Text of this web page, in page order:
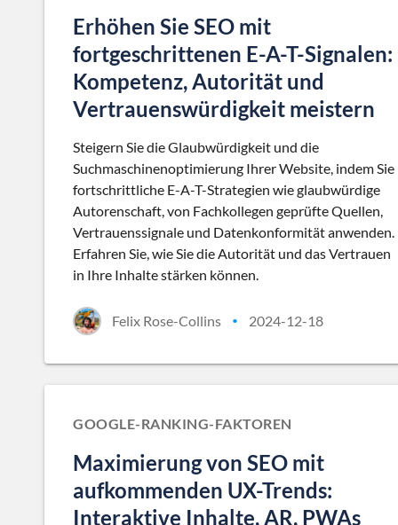
Erhöhen Sie SEO mit
fortgeschrittenen E-A-T-Signalen:
Kompetenz, Autorität und
Vertrauenswürdigkeit meistern
Steigern Sie die Glaubwürdigkeit und die
Suchmaschinenoptimierung Ihrer Website, indem Sie
fortschrittliche E-A-T-Strategien wie glaubwürdige
Autorenschaft, von Fachkollegen geprüfte Quellen,
Vertrauenssignale und Datenkonformität anwenden.
Erfahren Sie, wie Sie die Autorität und das Vertrauen
in Ihre Inhalte stärken können.
Felix Rose-Collins • 2024-12-18
GOOGLE-RANKING-FAKTOREN
Maximierung von SEO mit
aufkommenden UX-Trends:
Interaktive Inhalte, AR, PWAs